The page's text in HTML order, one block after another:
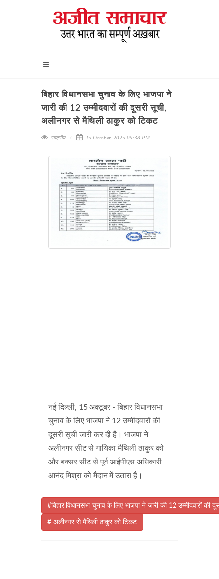
बिहार विधानसभा चुनाव के लिए भाजपा ने
जारी की 12 उम्मीदवारों की दूसरी सूची,
अलीनगर से मैथिली ठाकुर को टिकट
राष्ट्रीय 15 October, 2025 05:38 PM
नई दिल्ली, 15 अक्टूबर - बिहार विधानसभा
चुनाव के लिए भाजपा ने 12 उम्मीदवारों की
दूसरी सूची जारी कर दी है। भाजपा ने
अलीनगर सीट से गायिका मैथिली ठाकुर को
और बक्सर सीट से पूर्व आईपीएस अधिकारी
आनंद मिश्रा को मैदान में उतारा है।
#बिहार विधानसभा चुनाव के लिए भाजपा ने जारी की 12 उम्मीदवारों की
# अलीनगर से मैथिली ठाकुर को टिकट